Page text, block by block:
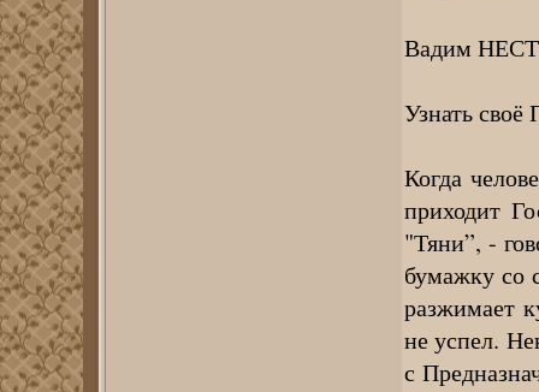
Вадим
Узнать своё
Когда
приходит
"Тяни”, -
бумажку со
разжимает
не успел.
с